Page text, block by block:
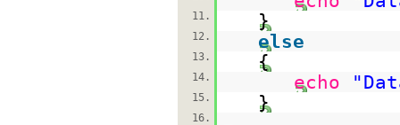
11. }
12. else
13. {
14. echo
15. }
16.